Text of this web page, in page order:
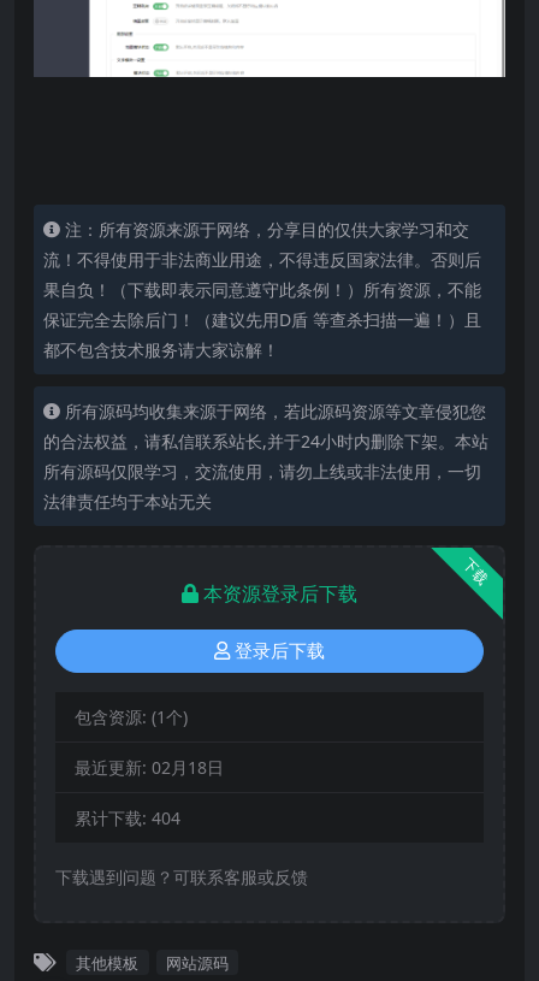
注：所有资源来源于网络，分享目的仅供大家学习和交
流！不得使用于非法商业用途，不得违反国家法律。否则后
果自负！（下载即表示同意遵守此条例！）所有资源，不能
保证完全去除后门！（建议先用D盾 等查杀扫描一遍！）且
都不包含技术服务请大家谅解！
所有源码均收集来源于网络，若此源码资源等文章侵犯您
的合法权益，请私信联系站长,并于24小时内删除下架。本站
所有源码仅限学习，交流使用，请勿上线或非法使用，一切
法律责任均于本站无关
下载
本资源登录后下载
登录后下载
包含资源: (1个)
最近更新: 02月18日
累计下载: 404
下载遇到问题？可联系客服或反馈
其他模板 网站源码